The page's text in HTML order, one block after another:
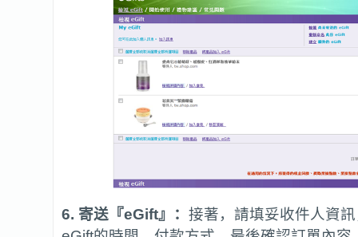
6. 寄送『eGift』： 接著，請填妥收件人資